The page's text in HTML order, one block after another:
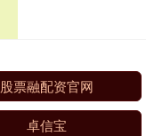
股票融配资官网
卓信宝